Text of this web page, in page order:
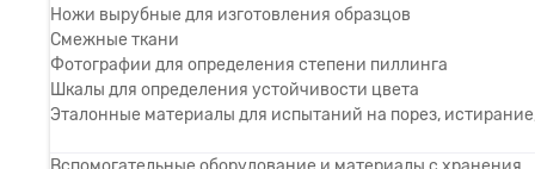
Ножи вырубные для изготовления образцов
Смежные ткани
Фотографии для определения степени пиллинга
Шкалы для определения устойчивости цвета
Эталонные материалы для испытаний на порез,